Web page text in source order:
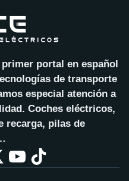
portal en español
de transporte
especial atención a
Coches eléctricos,
recarga, pilas de